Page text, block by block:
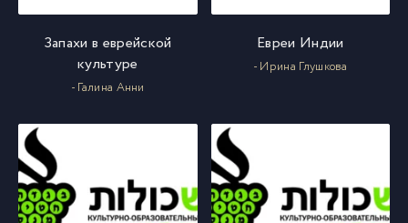
Запахи в еврейской
культуре
- Галина Анни
Евреи Индии
- Ирина Глушкова